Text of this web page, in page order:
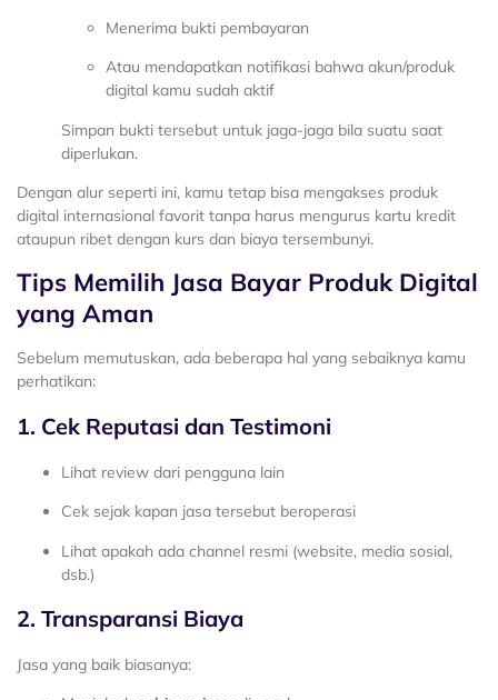
Menerima bukti pembayaran
Atau mendapatkan notifikasi bahwa akun/produk
digital kamu sudah aktif
Simpan bukti tersebut untuk jaga-jaga bila suatu saat
diperlukan.
Dengan alur seperti ini, kamu tetap bisa mengakses produk
digital internasional favorit tanpa harus mengurus kartu kredit
ataupun ribet dengan kurs dan biaya tersembunyi.
Tips Memilih Jasa Bayar Produk Digital
yang Aman
Sebelum memutuskan, ada beberapa hal yang sebaiknya kamu
perhatikan:
1. Cek Reputasi dan Testimoni
Lihat review dari pengguna lain
Cek sejak kapan jasa tersebut beroperasi
Lihat apakah ada channel resmi (website, media sosial,
dsb.)
2. Transparansi Biaya
Jasa yang baik biasanya: